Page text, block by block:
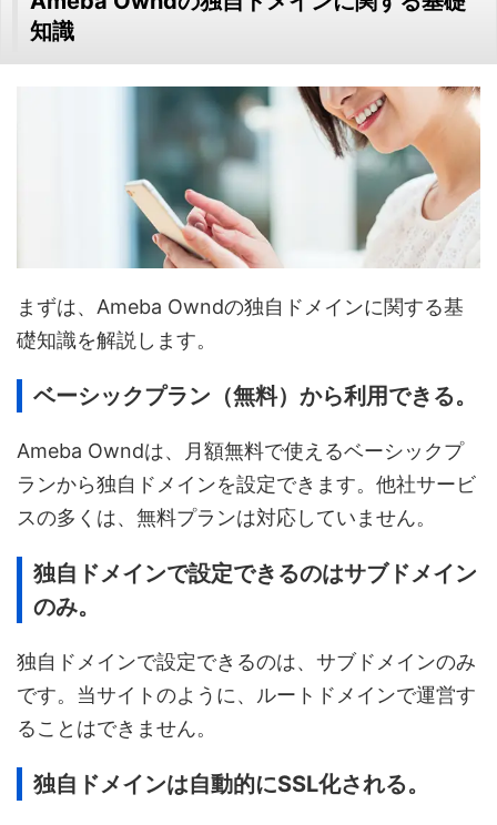
知識
まずは、Ameba Owndの独自ドメインに関する基
礎知識を解説します。
ベーシックプラン（無料）から利用できる。
Ameba Owndは、月額無料で使えるベーシックプ
ランから独自ドメインを設定できます。他社サービ
スの多くは、無料プランは対応していません。
独自ドメインで設定できるのはサブドメイン
のみ。
独自ドメインで設定できるのは、サブドメインのみ
です。当サイトのように、ルートドメインで運営す
ることはできません。
独自ドメインは自動的にSSL化される。